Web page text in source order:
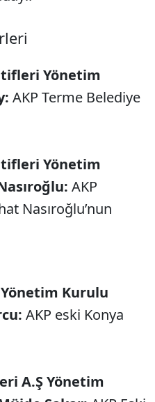
Yönetim
AKP Terme Belediye
Yönetim
AKP
Nasıroğlu’nun
Kurulu
AKP eski Konya
A.Ş Yönetim